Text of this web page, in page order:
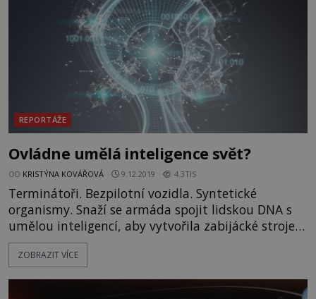
REPORTÁŽE
Ovládne umělá inteligence svět?
OD KRISTÝNA KOVÁŘOVÁ 9.12.2019 4.3TIS
Terminátoři. Bezpilotní vozidla. Syntetické
organismy. Snaží se armáda spojit lidskou DNA s
umělou inteligencí, aby vytvořila zabijácké stroje,
které jednoho dne ovládnou svět?
https://www.youtube.com/watch?v=578cp2bzlwc
ZOBRAZIT VÍCE